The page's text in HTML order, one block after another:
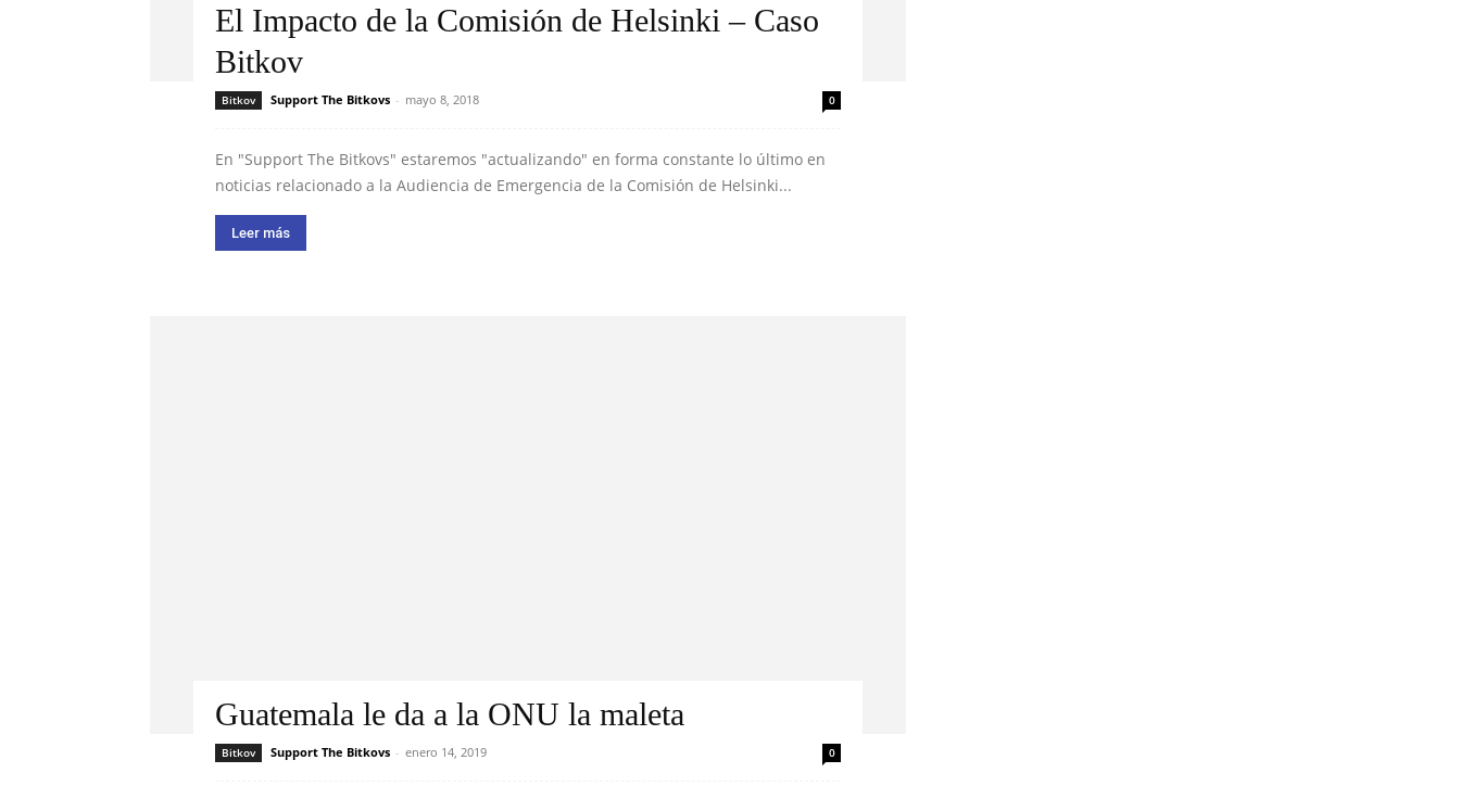
El Impacto de la Comisión de Helsinki – Caso
Bitkov
Bitkov Support The Bitkovs - mayo 8, 2018 0
En "Support The Bitkovs" estaremos "actualizando" en forma constante lo último en
noticias relacionado a la Audiencia de Emergencia de la Comisión de Helsinki...
Leer más
Guatemala le da a la ONU la maleta
Bitkov Support The Bitkovs - enero 14, 2019 0